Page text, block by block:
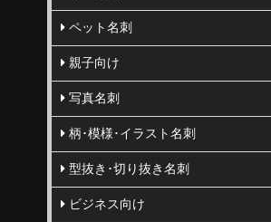
ペット名刺
親子向け
写真名刺
柄･模様･イラスト名刺
型抜き･切り抜き名刺
ビジネス向け